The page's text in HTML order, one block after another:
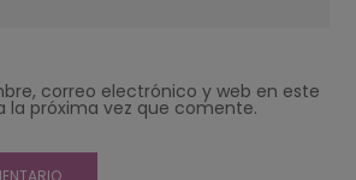
correo electrónico y web en este
la próxima vez que comente.